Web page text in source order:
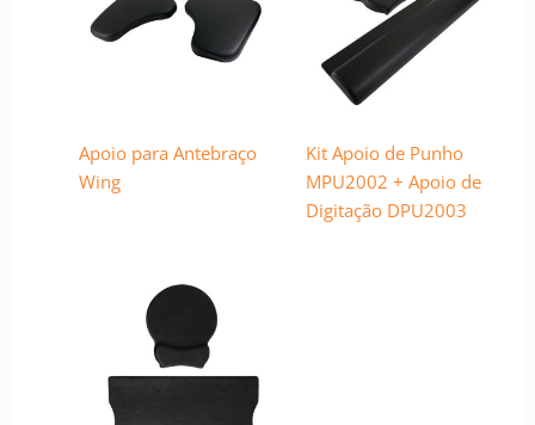
Apoio para Antebraço
Wing
Kit Apoio de Punho
MPU2002 + Apoio de
Digitação DPU2003